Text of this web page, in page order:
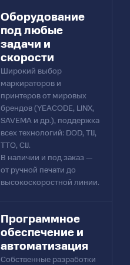
Оборудование
под любые
задачи и
скорости​
Широкий выбор
маркираторов и
принтеров от мировых
брендов (YEACODE, LINX,
SAVEMA и др.), поддержка
всех технологий: DOD, TIJ,
TTO, CIJ.
В наличии и под заказ —
от ручной печати до
высокоскоростной линии.
Программное
обеспечение и
автоматизация
Собственные разработки